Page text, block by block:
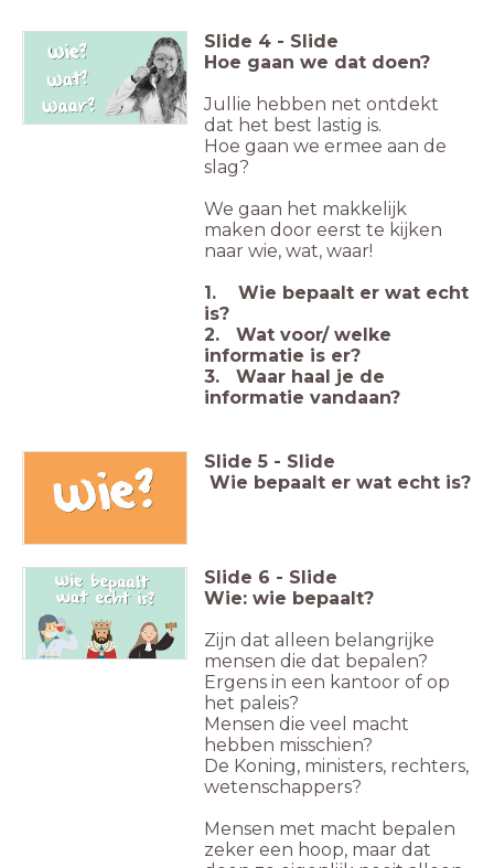
Slide 4 - Slide
Hoe gaan we dat doen?
Jullie hebben net ontdekt
dat het best lastig is.
Hoe gaan we ermee aan de
slag?
We gaan het makkelijk
maken door eerst te kijken
naar wie, wat, waar!
1. Wie bepaalt er wat echt
is?
2. Wat voor/ welke
informatie is er?
3. Waar haal je de
informatie vandaan?
Slide 5 - Slide
Wie bepaalt er wat echt is?
Slide 6 - Slide
Wie: wie bepaalt?
Zijn dat alleen belangrijke
mensen die dat bepalen?
Ergens in een kantoor of op
het paleis?
Mensen die veel macht
hebben misschien?
De Koning, ministers, rechters,
wetenschappers?
Mensen met macht bepalen
zeker een hoop, maar dat